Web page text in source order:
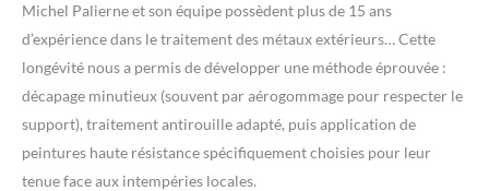
Michel Palierne et son équipe possèdent plus de 15 ans
d’expérience dans le traitement des métaux extérieurs… Cette
longévité nous a permis de développer une méthode éprouvée :
décapage minutieux (souvent par aérogommage pour respecter le
support), traitement antirouille adapté, puis application de
peintures haute résistance spécifiquement choisies pour leur
tenue face aux intempéries locales.